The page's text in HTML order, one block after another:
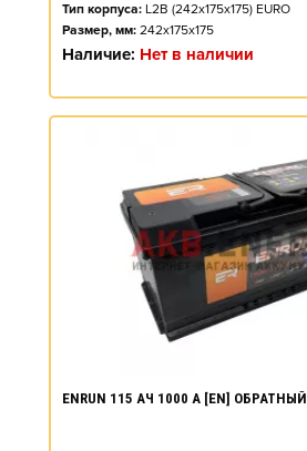
Тип корпуса: L2B (242x175x175) EURO
Размер, мм: 242x175x175
Наличие: Нет в наличии
ENRUN 115 АЧ 1000 А [EN] ОБРАТНЫЙ